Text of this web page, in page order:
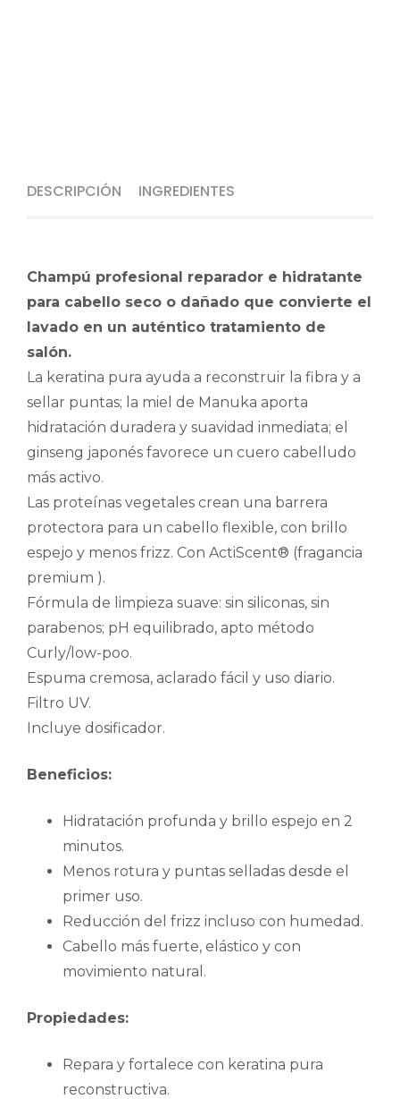
DESCRIPCIÓN INGREDIENTES
Champú profesional reparador e hidratante
para cabello seco o dañado que convierte el
lavado en un auténtico tratamiento de
salón.
La keratina pura ayuda a reconstruir la fibra y a
sellar puntas; la miel de Manuka aporta
hidratación duradera y suavidad inmediata; el
ginseng japonés favorece un cuero cabelludo
más activo.
Las proteínas vegetales crean una barrera
protectora para un cabello flexible, con brillo
espejo y menos frizz. Con ActiScent® (fragancia
premium ).
Fórmula de limpieza suave: sin siliconas, sin
parabenos; pH equilibrado, apto método
Curly/low-poo.
Espuma cremosa, aclarado fácil y uso diario.
Filtro UV.
Incluye dosificador.
Beneficios:
Hidratación profunda y brillo espejo en 2
minutos.
Menos rotura y puntas selladas desde el
primer uso.
Reducción del frizz incluso con humedad.
Cabello más fuerte, elástico y con
movimiento natural.
Propiedades:
Repara y fortalece con keratina pura
reconstructiva.